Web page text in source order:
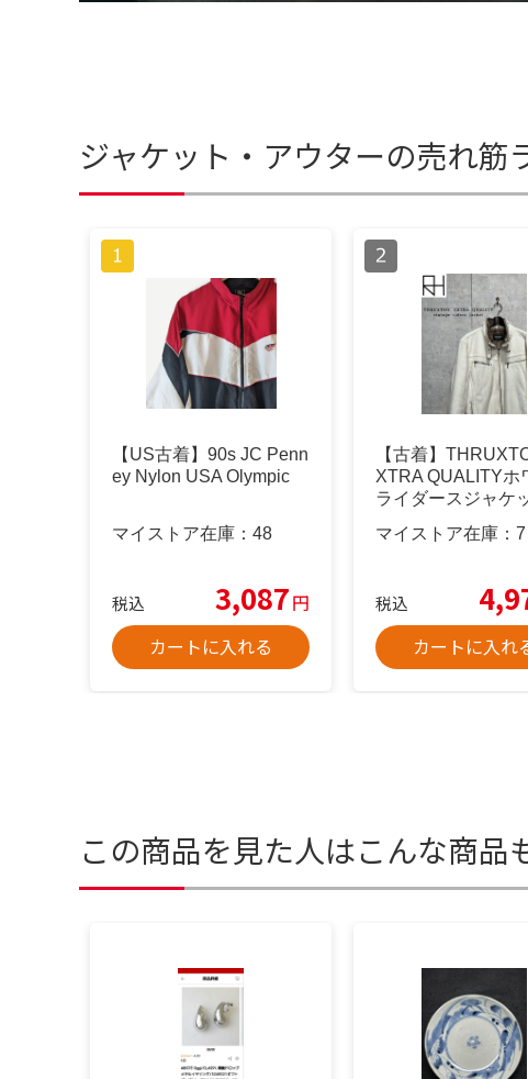
ジャケット・アウターの売れ筋
【US古着】90s JC Penn
ey Nylon USA Olympic
マイストア在庫： 48
税込 3,087円
カートに入れる
【古着】
XTRA QUALITYホ
ライダースジャケ
マイストア在庫： 7
税込
カートに入れ
この商品を見た人はこんな商品